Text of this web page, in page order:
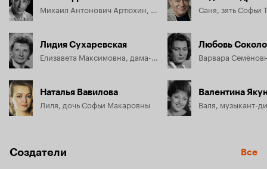
Лидия Сухаревская
Наталья Вавилова
Лиля, дочь Софьи Макаровны
Саня, зять Софьи
Любовь
Варвара
Валентина
Валя, музыкант-
Создатели Все